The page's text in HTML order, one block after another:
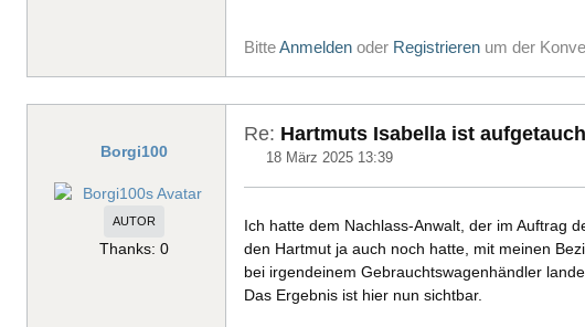
BitteAnmelden oder Registrieren um der
Borgi100
AUTOR
Thanks: 0
Re: Hartmuts Isabella ist
18 März 2025 13:39
Ich hatte dem Nachlass-Anwalt, der im Auftrag
den Hartmut ja auch noch hatte, mit meinen
bei irgendeinem Gebrauchtswagenhändler
Das Ergebnis ist hier nun sichtbar.